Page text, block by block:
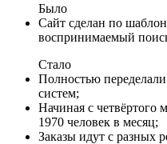
Было
Сайт сделан по
воспринимаемый
Стало
Полностью
систем;
Начиная с четвёртого
1970 человек в месяц;
Заказы идут с разных